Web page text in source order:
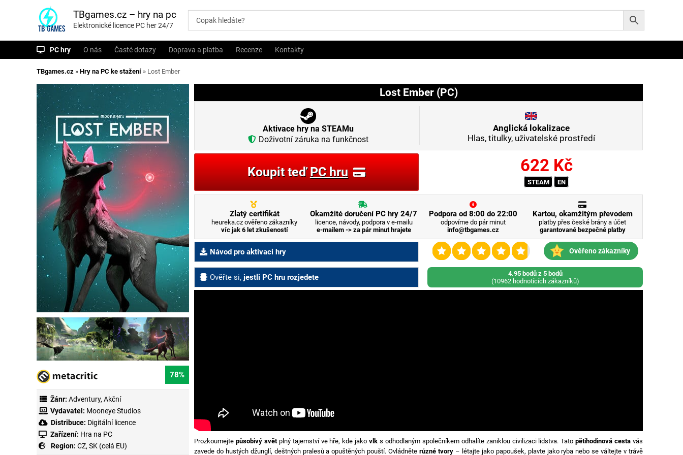
i
TBgames.cz – hry na pc
Elektronické licence PC her 24/7
PC hry O nás Časté dotazy Doprava a platba Recenze Kontakty
TBgames.cz » Hry na PC ke stažení » Lost Ember
78%
Žánr: Adventury, Akční
Vydavatel: Mooneye Studios
Distribuce: Digitální licence
Zařízení: Hra na PC
Region: CZ, SK (celá EU)
Lost Ember (PC)
Aktivace hry na STEAMu
Doživotní záruka na funkčnost
Anglická lokalizace
Hlas, titulky, uživatelské prostředí
Koupit teďPC hru 622 Kč
STEAM EN
Zlatý certifikát
heureka.cz ověřeno zákazníky
víc jak 6 let zkušeností
Okamžité doručení PC hry 24/7
licence, návody, podpora v e-mailu
e-mailem -> za pár minut hrajete
Podpora od 8:00 do 22:00
odpovíme do pár minut
info@tbgames.cz
Kartou, okamžitým převodem
platby přes české brány a účet
garantované bezpečné platby
Ověřeno zákazníky
4.95 bodů z 5 bodů
(10962 hodnotících zákazníků)
Návod pro aktivaci hry
Ověřte si, jestli PC hru rozjedete
Prozkoumejte působivý světplný tajemství ve hře, kde jakovlk s odhodlaným společníkem odhalíte zaniklou civilizaci lidstva. Tatopětihodinová cesta vás
zavede do hustých džunglí, deštných pralesů a opuštěných pouští. Ovládněterůzné tvory – létajte jako papoušek, plavte jako ryba nebo se váltejte v trávě